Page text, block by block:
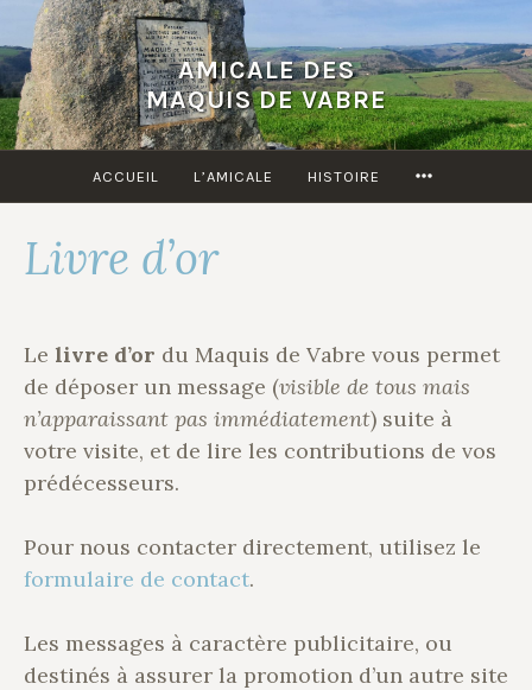
Accéder
au
contenu
principal
AMICALE DES
MAQUIS DE VABRE
ACCUEIL L’AMICALE HISTOIRE
Livre d’or
Le livre d’or du Maquis de Vabre vous permet
de déposer un message (visible de tous mais
n’apparaissant pas immédiatement) suite à
votre visite, et de lire les contributions de vos
prédécesseurs.
Pour nous contacter directement, utilisez le
formulaire de contact.
Les messages à caractère publicitaire, ou
destinés à assurer la promotion d’un autre site